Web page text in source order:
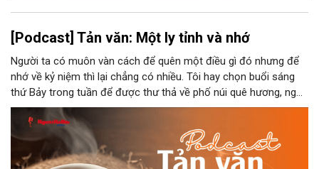
[Podcast] Tản văn: Một ly tỉnh và nhớ
Người ta có muôn vàn cách để quên một điều gì đó nhưng để
nhớ về kỷ niệm thì lại chẳng có nhiều. Tôi hay chọn buổi sáng
thứ Bảy trong tuần để được thư thả về phố núi quê hương, ngồi
đợi giọt đắng của đất đai, mưa nắng điểm từng nhịp xuống
chiếc ly sứ như đợi thời gian mở cánh cửa diệu kì của mình.